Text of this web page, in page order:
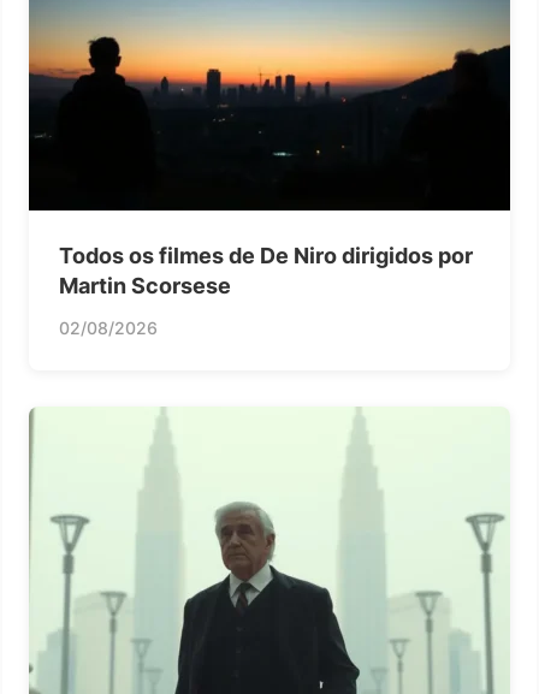
Todos os filmes de De Niro dirigidos por
Martin Scorsese
02/08/2026